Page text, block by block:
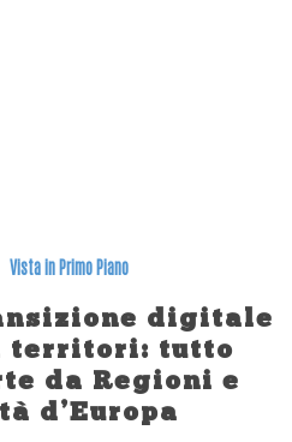
Vista in Primo Piano
digitale
territori: tutto
da Regioni e
d’Europa